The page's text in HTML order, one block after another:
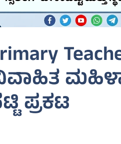
ವಿವಾಹಿತ
ಪ್ರಕಟ